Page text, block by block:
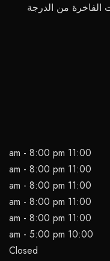
الفاخرة من الدرجة
11:00 am - 8:00 pm
11:00 am - 8:00 pm
11:00 am - 8:00 pm
11:00 am - 8:00 pm
11:00 am - 8:00 pm
10:00 am - 5:00 pm
Closed